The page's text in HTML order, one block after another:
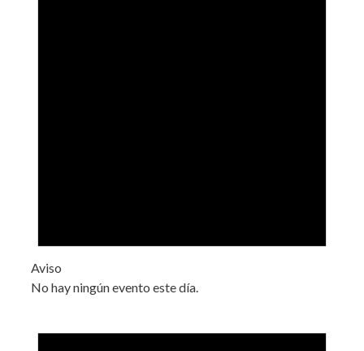
Aviso
No hay ningún evento este día.